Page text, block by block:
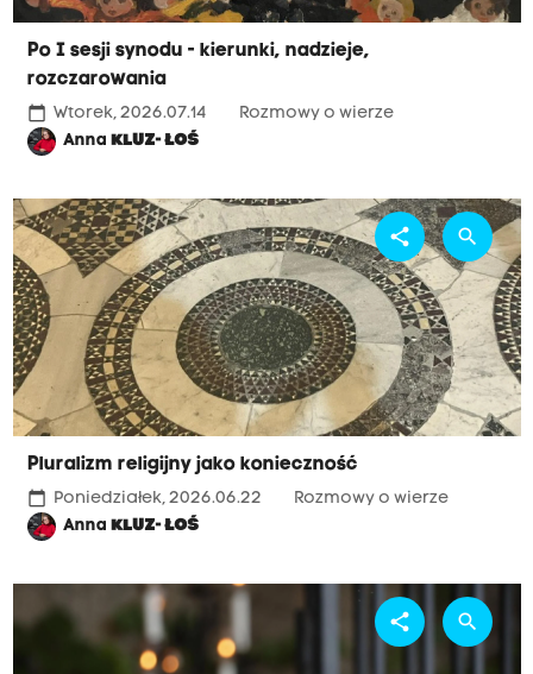
Po I sesji synodu - kierunki, nadzieje,
rozczarowania
calendar_today Wtorek, 2026.07.14
Rozmowy o wierze
AnnaKLUZ- ŁOŚ
Pluralizm religijny jako konieczność
calendar_today Poniedziałek, 2026.06.22
Rozmowy o wierze
AnnaKLUZ- ŁOŚ
share search
share search